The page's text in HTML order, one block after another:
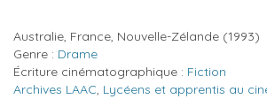
Australie, France, Nouvelle-Zélande (1993)
Genre : Drame
Écriture cinématographique : Fiction
Archives LAAC, Lycéens et apprentis au